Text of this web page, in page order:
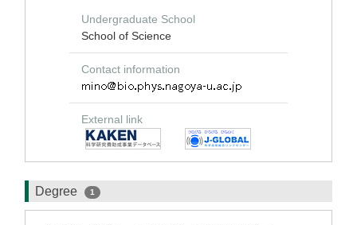
Undergraduate School
School of Science
Contact information
External link
Degree 1